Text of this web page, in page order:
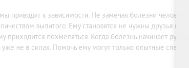
приводят к зависимости. Не замечая болезни человек
выпитого. Ему становятся не нужны друзья и
приходится похмеляться. Когда болезнь начинает
уже не в силах. Помочь ему могут только опытные